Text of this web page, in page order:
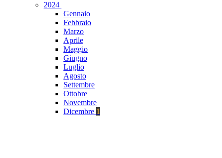
2024
Gennaio
Febbraio
Marzo
Aprile
Maggio
Giugno
Luglio
Agosto
Settembre
Ottobre
Novembre
Dicembre 1